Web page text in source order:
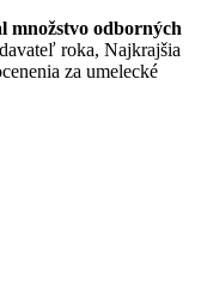
množstvo odborných
roka, Najkrajšia
za umelecké